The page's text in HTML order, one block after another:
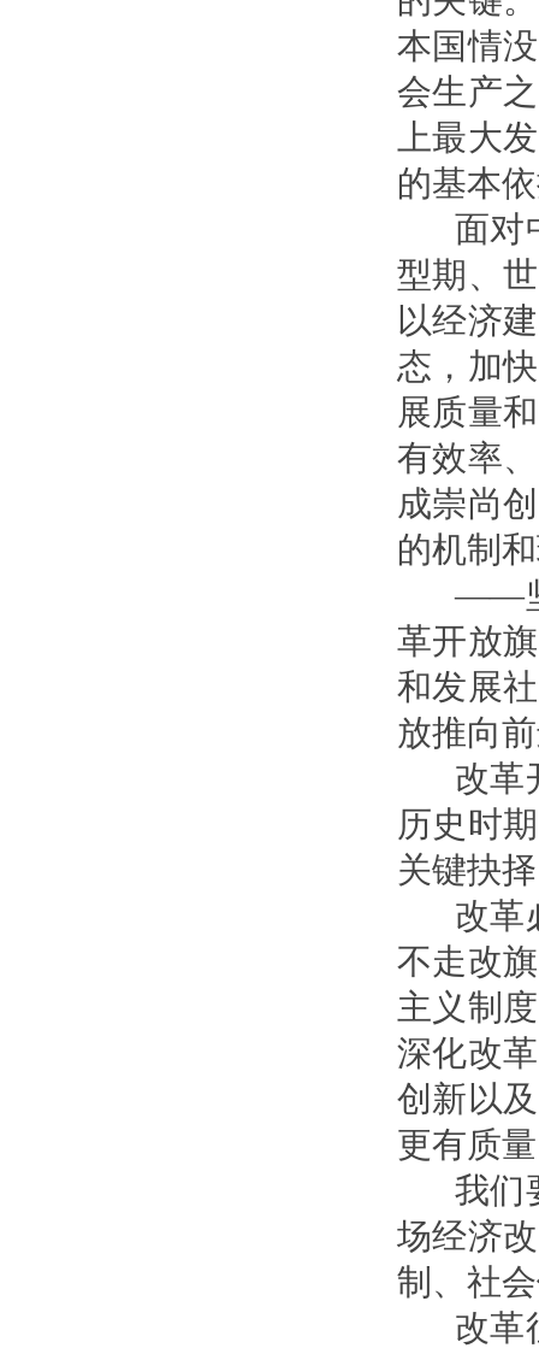
本国情
会生产
上最大
的基本
面对中
型期、
以经济
态，加
展质量
有效率
成崇尚
的机制
——坚
革开放
和发展
放推向
改革开
历史时
关键抉
改革必
不走改
主义制
深化改
创新以
更有质
我们要
场经济
制、社
改革往